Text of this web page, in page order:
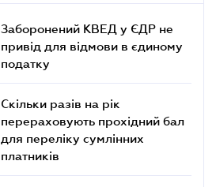
Заборонений КВЕД у ЄДР не
привід для відмови в єдиному
податку
Скільки разів на рік
перераховують прохідний бал
для переліку сумлінних
платників